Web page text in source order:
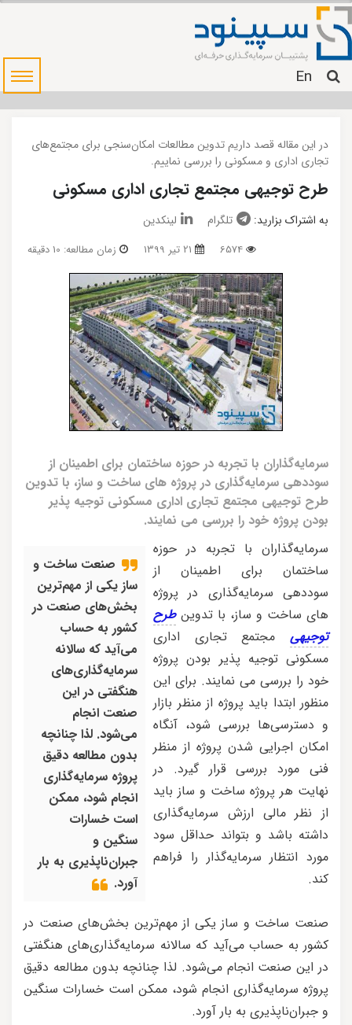
En
در این مقاله قصد داریم تدوین مطالعات امکان‌سنجی برای مجتمع‌های
تجاری اداری و مسکونی را بررسی نماییم.
طرح توجیهی مجتمع تجاری اداری مسکونی
به اشتراک بزارید: تلگرام لینکدین
زمان مطالعه: 10 دقیقه
سرمایه‌گذاران با تجربه در حوزه ساختمان برای اطمینان از
سوددهی سرمایه‌گذاری در پروژه های ساخت و ساز، با تدوین
طرح توجیهی مجتمع تجاری اداری مسکونی توجیه پذیر
بودن پروژه خود را بررسی می نمایند.
صنعت ساخت و
ساز یکی از مهم‌ترین
بخش‌های صنعت در
کشور به حساب
می‌آید که سالانه
سرمایه‌گذاری‌های
هنگفتی در این
صنعت انجام
می‌شود. لذا چنانچه
بدون مطالعه دقیق
پروژه سرمایه‌گذاری
انجام شود، ممکن
است خسارات
سنگین و
جبران‌ناپذیری به بار
آورد.
سرمایه‌گذاران با تجربه در حوزه
ساختمان برای اطمینان از
سوددهی سرمایه‌گذاری در پروژه
های ساخت و ساز، با تدوینطرح
توجیهی مجتمع تجاری اداری
مسکونی توجیه پذیر بودن پروژه
خود را بررسی می نمایند. برای این
منظور ابتدا باید پروژه از منظر بازار
و دسترسی‌ها بررسی شود، آنگاه
امکان اجرایی شدن پروژه از منظر
فنی مورد بررسی قرار گیرد. در
نهایت هر پروژه ساخت و ساز باید
از نظر مالی ارزش سرمایه‌گذاری
داشته باشد و بتواند حداقل سود
مورد انتظار سرمایه‌گذار را فراهم
کند.
صنعت ساخت و ساز یکی از مهم‌ترین بخش‌های صنعت در
کشور به حساب می‌آید که سالانه سرمایه‌گذاری‌های هنگفتی
در این صنعت انجام می‌شود. لذا چنانچه بدون مطالعه دقیق
پروژه سرمایه‌گذاری انجام شود، ممکن است خسارات سنگین
و جبران‌ناپذیری به بار آورد.